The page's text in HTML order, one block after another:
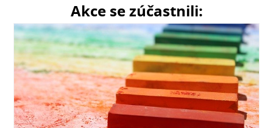
Akce se zúčastnili: